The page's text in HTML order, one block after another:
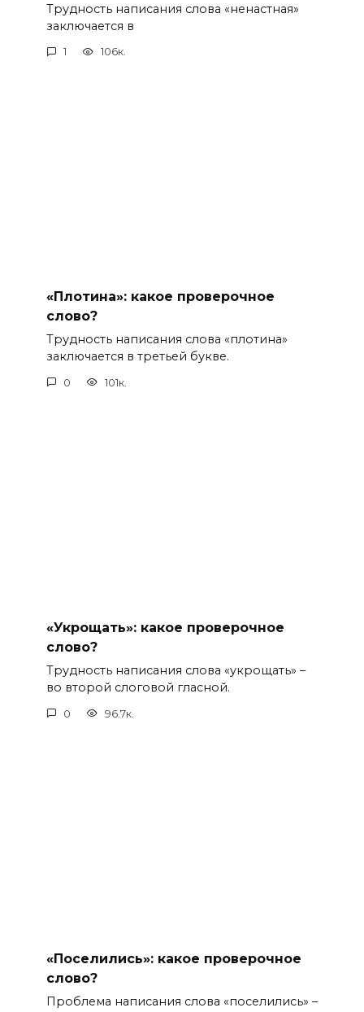
Трудность написания слова «ненастная»
заключается в
1 106к.
«Плотина»: какое проверочное
слово?
Трудность написания слова «плотина»
заключается в третьей букве.
0 101к.
«Укрощать»: какое проверочное
слово?
Трудность написания слова «укрощать» –
во второй слоговой гласной.
0 96.7к.
«Поселились»: какое проверочное
слово?
Проблема написания слова «поселились» –